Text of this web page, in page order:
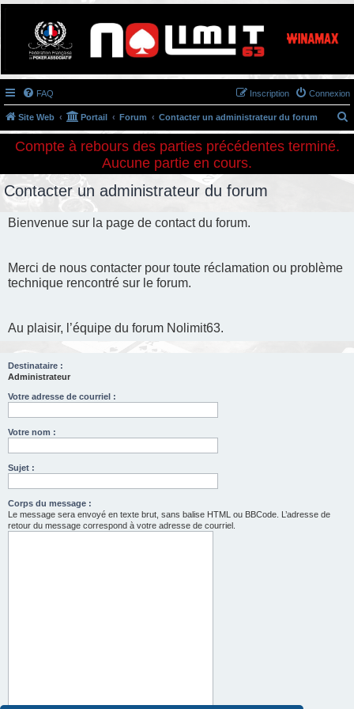
Association NoLimit63
Le poker à Clermont-Ferrand
FAQ Connexion
Inscription
Site Web Portail Forum Contacter un administrateur du forum
e
h
Compte à rebours des parties précédentes terminé.
Aucune partie en cours.
Contacter un administrateur du forum
Bienvenue sur la page de contact du forum.
Merci de nous contacter pour toute réclamation ou problème
technique rencontré sur le forum.
Au plaisir, l’équipe du forum Nolimit63.
Destinataire :
Administrateur
Votre adresse de courriel :
Votre nom :
Sujet :
Corps du message :
Le message sera envoyé en texte brut, sans balise HTML ou BBCode. L’adresse de
retour du message correspond à votre adresse de courriel.